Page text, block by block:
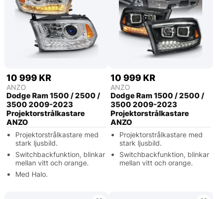
10 999 KR
ANZO
Dodge Ram 1500 / 2500 /
3500 2009-2023
Projektorstrålkastare
ANZO
Projektorstrålkastare med
stark ljusbild.
Switchbackfunktion, blinkar
mellan vitt och orange.
Med Halo.
10 999 KR
ANZO
Dodge Ram 1500 / 2500 /
3500 2009-2023
Projektorstrålkastare
ANZO
Projektorstrålkastare med
stark ljusbild.
Switchbackfunktion, blinkar
mellan vitt och orange.